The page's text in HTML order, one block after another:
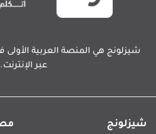
شيزلونج هي المنصة العربية الأولى
عبر الإنترنت.
شيزلونج